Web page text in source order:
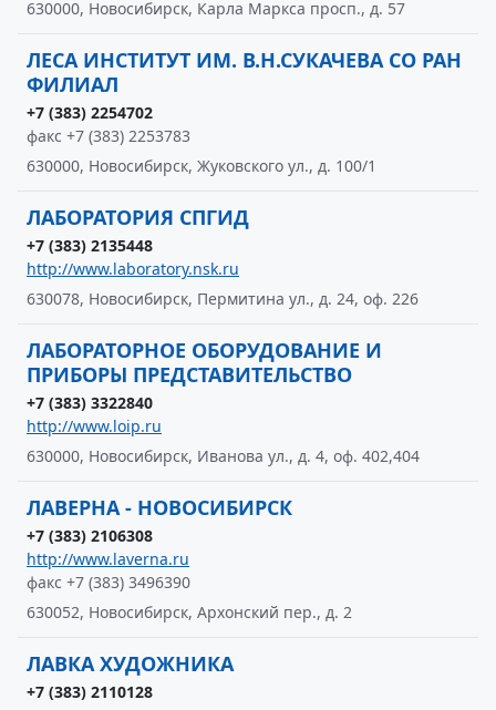
630000, Новосибирск, Карла Маркса просп., д. 57
ЛЕСА ИНСТИТУТ ИМ. В.Н.СУКАЧЕВА СО РАН
ФИЛИАЛ
+7 (383) 2254702
факс +7 (383) 2253783
630000, Новосибирск, Жуковского ул., д. 100/1
ЛАБОРАТОРИЯ СПГИД
+7 (383) 2135448
http://www.laboratory.nsk.ru
630078, Новосибирск, Пермитина ул., д. 24, оф. 226
ЛАБОРАТОРНОЕ ОБОРУДОВАНИЕ И
ПРИБОРЫ ПРЕДСТАВИТЕЛЬСТВО
+7 (383) 3322840
http://www.loip.ru
630000, Новосибирск, Иванова ул., д. 4, оф. 402,404
ЛАВЕРНА - НОВОСИБИРСК
+7 (383) 2106308
http://www.laverna.ru
факс +7 (383) 3496390
630052, Новосибирск, Архонский пер., д. 2
ЛАВКА ХУДОЖНИКА
+7 (383) 2110128